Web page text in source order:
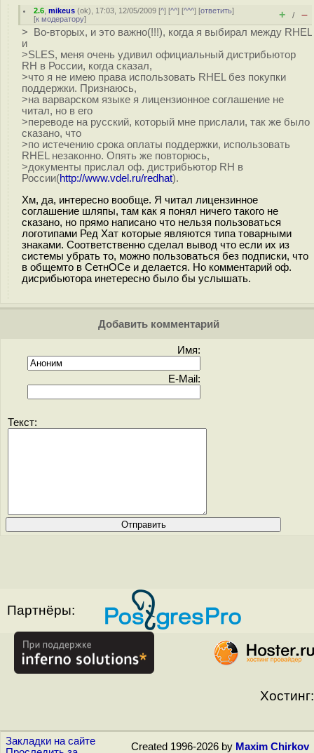
2.6 ,mikeus (ok), 17:03, 12/05/2009 [^] [^^] [^^^] [ответить]
[к модератору] + / –
> Во-вторых, и это важно(!!!), когда я выбирал между RHEL
и
>SLES, меня очень удивил официальный дистрибьютор
RH в России, когда сказал,
>что я не имею права использовать RHEL без покупки
поддержки. Признаюсь,
>на варварском языке я лицензионное соглашение не
читал, но в его
>переводе на русский, который мне прислали, так же было
сказано, что
>по истечению срока оплаты поддержки, использовать
RHEL незаконно. Опять же повторюсь,
>документы прислал оф. дистрибьютор RH в
России(http://www.vdel.ru/redhat).
Хм, да, интересно вообще. Я читал лицензинное
соглашение шляпы, там как я понял ничего такого не
сказано, но прямо написано что нельзя пользоваться
логотипами Ред Хат которые являются типа товарными
знаками. Соответственно сделал вывод что если их из
системы убрать то, можно пользоваться без подписки, что
в общемто в СетнОСе и делается. Но комментарий оф.
дисрибьютора инетересно было бы услышать.
Добавить комментарий
Имя:
E-Mail:
Текст:
Партнёры:
Хостинг:
Закладки на сайте
Created 1996-2026 by Maxim Chirkov